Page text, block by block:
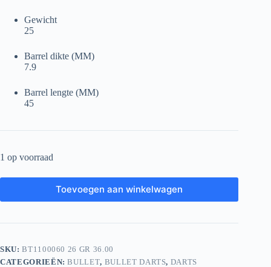
Gewicht
25
Barrel dikte (MM)
7.9
Barrel lengte (MM)
45
1 op voorraad
Toevoegen aan winkelwagen
SKU:BT1100060 26 GR 36.00
CATEGORIEËN:BULLET, BULLET DARTS, DARTS